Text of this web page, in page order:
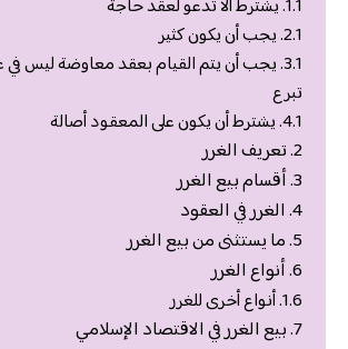
يشترط ألا تدعو لعقد حاجة
يجب أن يكون كثير
يجب أن يتم القيام بعقد معاوضة ليس
تبرع
يشترط أن يكون على المعقود أصالة
تعريف الغرر
أقسام بيع الغرر
الغرر في العقود
ما يستثنى من بيع الغرر
أنواع الغرر
أنواع أخرى للغرر
بيع الغرر في الاقتصاد الإسلامي